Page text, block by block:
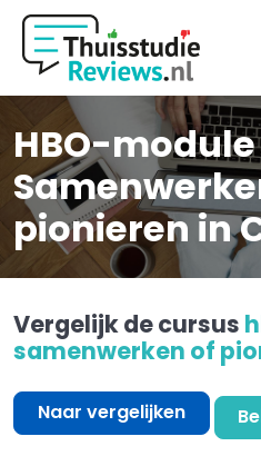
Hoofdmenu
HBO-module
pionieren in
Vergelijk de cursus
samenwerken of
Naar vergelijken